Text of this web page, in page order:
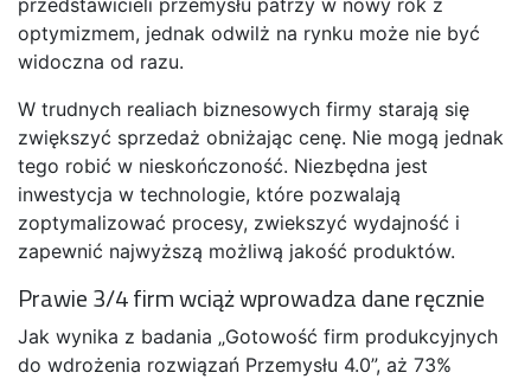
optymizmem, jednak odwilż na rynku może nie być
widoczna od razu.
W trudnych realiach biznesowych firmy starają się
zwiększyć sprzedaż obniżając cenę. Nie mogą jednak
tego robić w nieskończoność. Niezbędna jest
inwestycja w technologie, które pozwalają
zoptymalizować procesy, zwiekszyć wydajność i
zapewnić najwyższą możliwą jakość produktów.
Prawie 3/4 firm wciąż wprowadza dane ręcznie
Jak wynika z badania „Gotowość firm produkcyjnych
do wdrożenia rozwiązań Przemysłu 4.0”, aż 73%